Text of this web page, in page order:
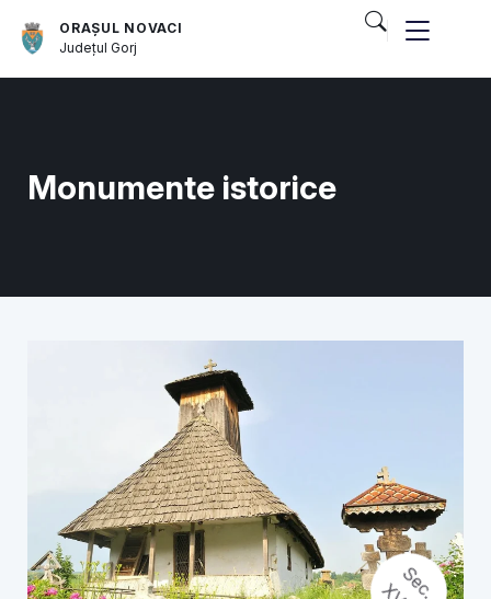
ORAȘUL NOVACI
JudețulGorj
Monumente istorice
S
e
.
V
I
I